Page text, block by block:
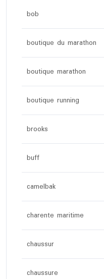
bob
boutique du marathon
boutique marathon
boutique running
brooks
buff
camelbak
charente maritime
chaussur
chaussure